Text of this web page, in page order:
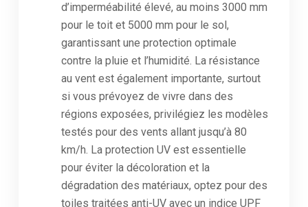
d’imperméabilité élevé, au moins 3000 mm
pour le toit et 5000 mm pour le sol,
garantissant une protection optimale
contre la pluie et l’humidité. La résistance
au vent est également importante, surtout
si vous prévoyez de vivre dans des
régions exposées, privilégiez les modèles
testés pour des vents allant jusqu’à 80
km/h. La protection UV est essentielle
pour éviter la décoloration et la
dégradation des matériaux, optez pour des
toiles traitées anti-UV avec un indice UPF